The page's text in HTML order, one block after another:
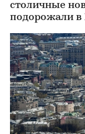
столичные
подорожали в